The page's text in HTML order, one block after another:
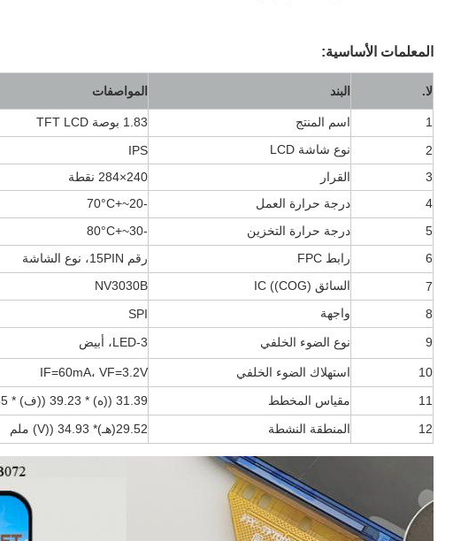
المعلمات الأساسية:
لا. البند المواصفات
1 اسم المنتج
1.83 بوصة TFT LCD
2
نوع شاشة LCD
IPS
3
القرار
240×284 نقطة
4
درجة حرارة العمل -20~+70
°C
5
درجة حرارة التخزين -30~+80
°C
6
رابط FPC
رقم 15PIN، نوع الشاشة
7
السائق IC ((COG)
NV3030B
8
واجهة
SPI
9
نوع الضوء الخلفي 3-LED، أبيض
10 استهلاك الضوء الخلفي
IF=60mA، VF=3.2V
11
مقياس المخطط 31.39 ((ه) * 39.23 ((ف) * 1.55 ((د)
12
المنطقة النشطة 29.52(هـ)* 34.93 ((V) ملم